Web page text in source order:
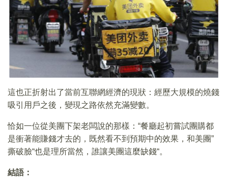
這也正折射出了當前互聯網經濟的現狀：經歷大規模的燒錢
吸引用戶之後，變現之路依然充滿變數。
恰如一位從美團下架老闆說的那樣：“餐廳起初嘗試團購都
是衝著能賺錢才去的，既然看不到預期中的效果，和美團”
撕破臉“也是理所當然，誰讓美團這麼缺錢“。
結語：